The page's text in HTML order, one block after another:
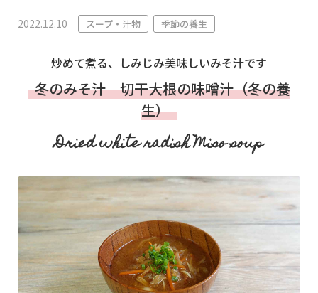
2022.12.10 スープ・汁物 季節の養生
炒めて煮る、しみじみ美味しいみそ汁です
冬のみそ汁 切干大根の味噌汁（冬の養
生）
Dried white radish Miso soup